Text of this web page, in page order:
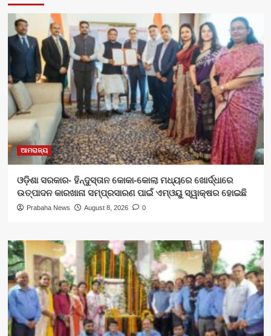
ଆମରାଜ୍ୟ
ଓଡ଼ିଶା ସରକାର- ହିନ୍ଦୁସ୍ତାନ କୋକା-କୋଲା ମଧ୍ୟରେ ଖୋର୍ଦ୍ଧାରେ
ଉତ୍ପାଦନ କାରଖାନା ସମ୍ପ୍ରସାରଣ ପାଇଁ ଏମ୍‌ଓୟୁ ସ୍ୱାକ୍ଷର ହୋଇଛି
Prabaha News August 8, 2026 0